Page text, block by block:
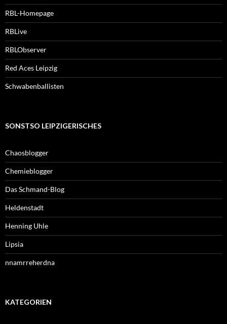
RBL-Homepage
RBLive
RBLObserver
Red Aces Leipzig
Schwabenballisten
SONSTSO LEIPZIGERISCHES
Chaosblogger
Chemieblogger
Das Schmand-Blog
Heldenstadt
Henning Uhle
Lipsia
nnamrreherdna
KATEGORIEN